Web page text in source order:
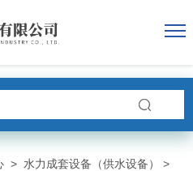
> 水力成套设备（供水设备）
>